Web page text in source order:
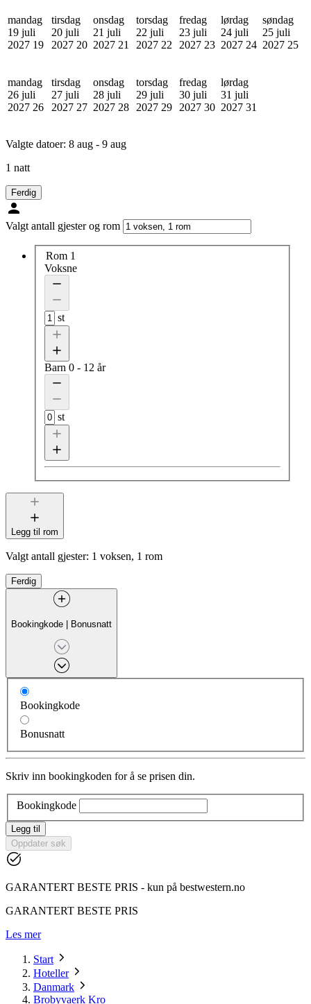
mandag
19 juli
2027 19
tirsdag
20 juli
2027 20
onsdag
21 juli
2027 21
torsdag
22 juli
2027 22
fredag
23 juli
2027 23
lørdag
24 juli
2027 24
søndag
25 juli
2027 25
mandag
26 juli
2027 26
tirsdag
27 juli
2027 27
onsdag
28 juli
2027 28
torsdag
29 juli
2027 29
fredag
30 juli
2027 30
lørdag
31 juli
2027 31
Valgte datoer: 8 aug - 9 aug
1 natt
Ferdig
Valgt antall gjester og rom
Rom 1
Voksne
st
Barn 0 - 12 år
st
Legg til rom
Valgt antall gjester: 1 voksen, 1 rom
Ferdig
Bookingkode | Bonusnatt
Bookingkode
Bonusnatt
Skriv inn bookingkoden for å se prisen din.
Bookingkode
Legg til
Oppdater søk
GARANTERT BESTE PRIS - kun på bestwestern.no
GARANTERT BESTE PRIS
Les mer
Start
Hoteller
Danmark
Brobyvaerk Kro